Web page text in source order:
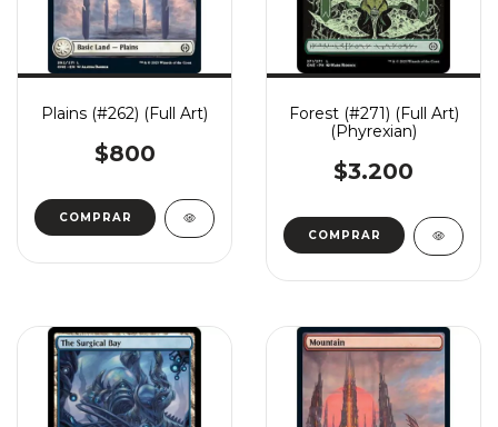
Plains (#262) (Full Art)
$800
COMPRAR
Forest (#271) (Full Art)
(Phyrexian)
$3.200
COMPRAR